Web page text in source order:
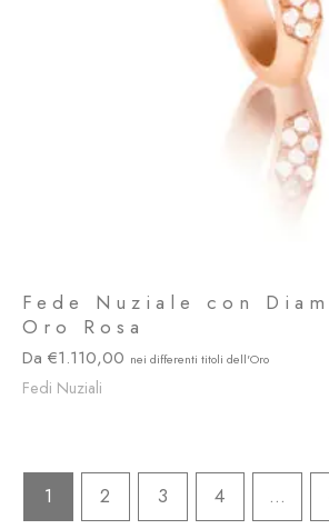
Fede Nuziale con
Oro Rosa
1.110,00
Fedi Nuziali
1 2 3 4 …